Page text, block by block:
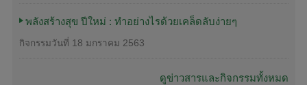
พลังสร้างสุข ปีใหม่ : ทำอย่างไรด้วยเคล็ดลับง่ายๆ
กิจกรรมวันที่ 18 มกราคม 2563
ดูข่าวสารและกิจกรรมทั้งหมด